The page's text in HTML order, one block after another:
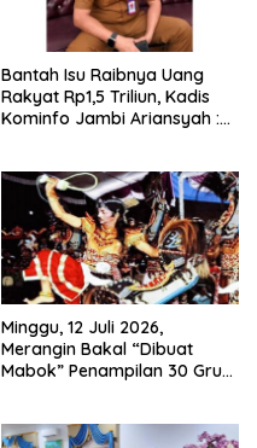
Bantah Isu Raibnya Uang
Rakyat Rp1,5 Triliun, Kadis
Kominfo Jambi Ariansyah :
Sejak 2002
Minggu, 12 Juli 2026,
Merangin Bakal “Dibuat
Mabok” Penampilan 30 Grup